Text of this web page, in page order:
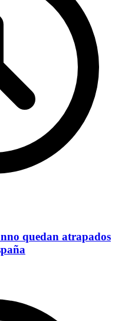
quedan atrapados